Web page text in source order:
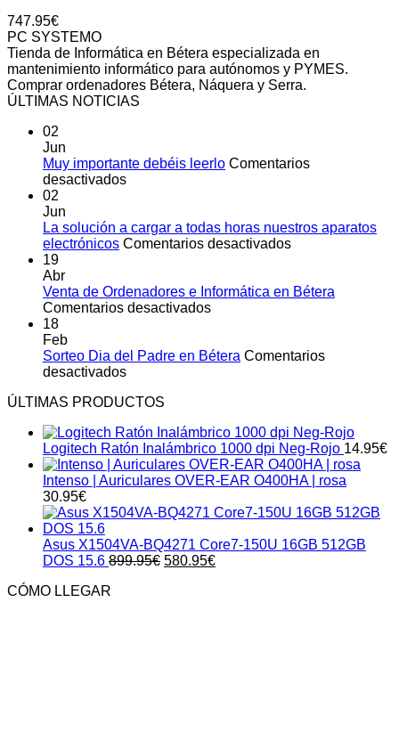
747.95€
PC SYSTEMO
Tienda de Informática en Bétera especializada en
mantenimiento informático para autónomos y PYMES.
Comprar ordenadores Bétera, Náquera y Serra.
ÚLTIMAS NOTICIAS
02
Jun
Muy importante debéis leerlo Comentarios
desactivadosen
debéis
leerlo
02
Jun
La solución a cargar a todas horas nuestros aparatos
electrónicos Comentarios desactivadosen
a
horas
19
Abr
Venta de Ordenadores e Informática en Bétera
Comentarios desactivadosen
Ordenadores
18
Feb
Sorteo Dia del Padre en Bétera Comentarios
desactivadosen
Dia
Padre
en
Bétera
ÚLTIMAS PRODUCTOS
Logitech Ratón Inalámbrico 1000 dpi Neg-Rojo 14.95€
Intenso | Auriculares OVER-EAR O400HA | rosa
30.95€
Asus X1504VA-BQ4271 Core7-150U 16GB 512GB
DOS 15.6 899.95€ El
580.95€El
CÓMO LLEGAR